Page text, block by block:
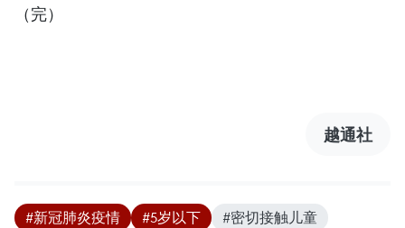
（完）
越通社
#新冠肺炎疫情 #5岁以下
#密切接触儿童